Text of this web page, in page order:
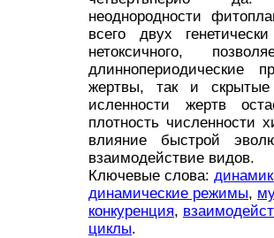
неоднородности
всего двух
нетоксичного,
длиннопериодические
жертвы, так и
исленности жертв
плотность численности
влияние быстрой
взаимодействие видов.
Ключевые слова:
динамические режимы,
конкуренция,
циклы.